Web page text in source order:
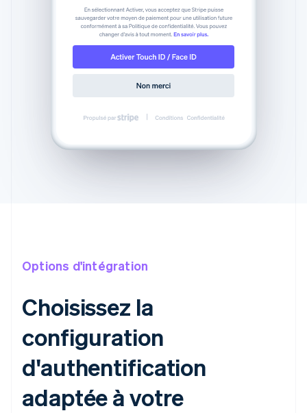
Options d'intégration
Choisissez la
configuration
d'authentification
adaptée à votre